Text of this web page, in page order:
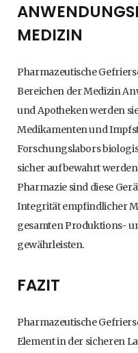
MEDIZIN
Pharmazeutische
Bereichen der Medizin
und Apotheken werden
Medikamenten und
Forschungslabors
sicher aufbewahrt
Pharmazie sind diese
Integrität empfindlicher
gesamten Produktions-
gewährleisten.
FAZIT
Pharmazeutische
Element in der sicheren